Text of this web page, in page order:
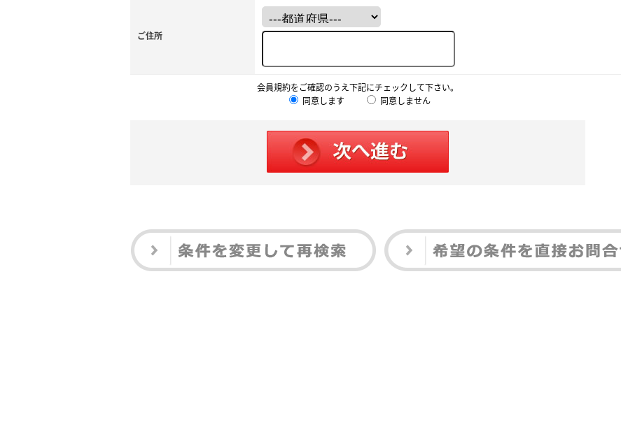
ご住所
会員規約をご確認のうえ下記にチェックして下さい。
同意します
同意しません